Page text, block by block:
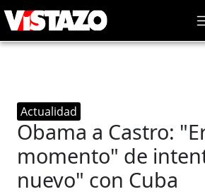
Actualidad
Obama a Castro:
momento" de
nuevo" con Cuba